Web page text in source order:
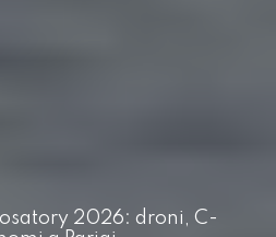
2026: droni, C-